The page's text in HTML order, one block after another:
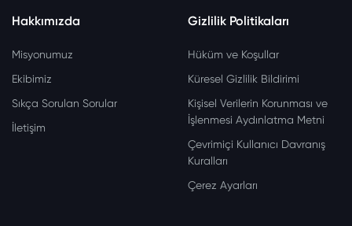
Hakkımızda
Misyonumuz
Ekibimiz
Sıkça Sorulan Sorular
İletişim
Gizlilik Politikaları
Hüküm ve Koşullar
Küresel Gizlilik Bildirimi
Kişisel Verilerin Korunması ve
İşlenmesi Aydınlatma Metni
Çevrimiçi Kullanıcı Davranış
Kuralları
Çerez Ayarları